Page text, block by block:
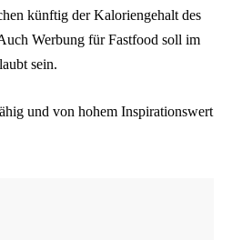
künftig der Kaloriengehalt des
Werbung für Fastfood soll im
sein.
und von hohem Inspirationswert